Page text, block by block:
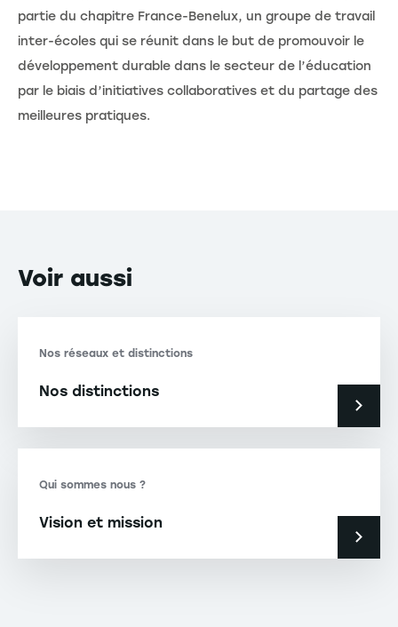
partie du chapitre France-Benelux, un groupe de travail
inter-écoles qui se réunit dans le but de promouvoir le
développement durable dans le secteur de l’éducation
par le biais d’initiatives collaboratives et du partage des
meilleures pratiques.
Voir aussi
Nos réseaux et distinctions
Nos distinctions
Qui sommes nous ?
Vision et mission